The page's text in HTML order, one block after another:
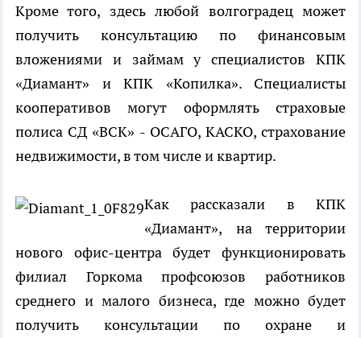
Кроме того, здесь любой волгоградец может
получить консультацию по финансовым
вложениями и займам у специалистов КПК
«Диамант» и КПК «Копилка». Специалисты
кооперативов могут оформлять страховые
полиса СД «ВСК» - ОСАГО, КАСКО, страхование
недвижимости, в том числе и квартир.
Как рассказали в КПК
«Диамант», на территории
нового офис-центра будет функционировать
филиал Горкома профсоюзов работников
среднего и малого бизнеса, где можно будет
получить консультации по охране и